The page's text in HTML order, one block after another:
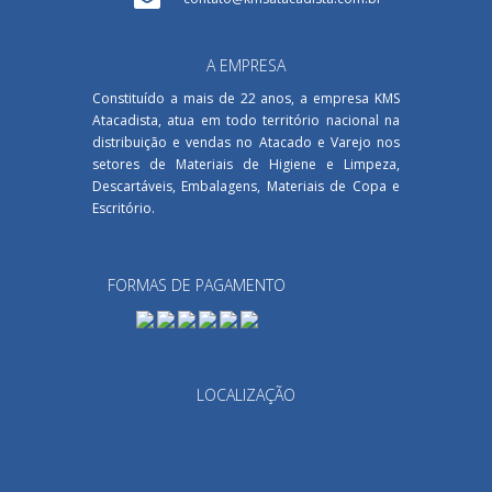
A EMPRESA
Constituído a mais de 22 anos, a empresa KMS
Atacadista, atua em todo território nacional na
distribuição e vendas no Atacado e Varejo nos
setores de Materiais de Higiene e Limpeza,
Descartáveis, Embalagens, Materiais de Copa e
Escritório.
FORMAS DE PAGAMENTO
LOCALIZAÇÃO